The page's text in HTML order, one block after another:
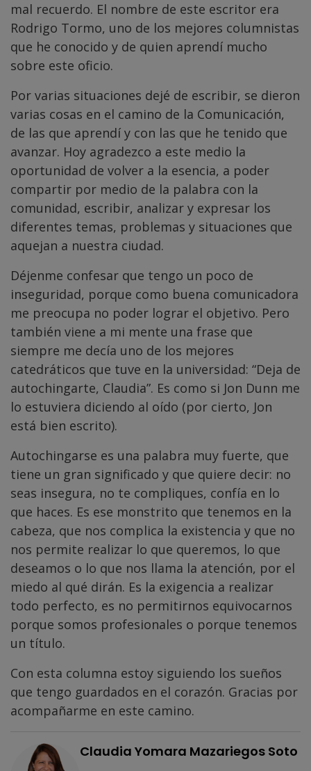
mal recuerdo. El nombre de este escritor era
Rodrigo Tormo, uno de los mejores columnistas
que he conocido y de quien aprendí mucho
sobre este oficio.
Por varias situaciones dejé de escribir, se dieron
varias cosas en el camino de la Comunicación,
de las que aprendí y con las que he tenido que
avanzar. Hoy agradezco a este medio la
oportunidad de volver a la esencia, a poder
compartir por medio de la palabra con la
comunidad, escribir, analizar y expresar los
diferentes temas, problemas y situaciones que
aquejan a nuestra ciudad.
Déjenme confesar que tengo un poco de
inseguridad, porque como buena comunicadora
me preocupa no poder lograr el objetivo. Pero
también viene a mi mente una frase que
siempre me decía uno de los mejores
catedráticos que tuve en la universidad: “Deja de
autochingarte, Claudia”. Es como si Jon Dunn me
lo estuviera diciendo al oído (por cierto, Jon
está bien escrito).
Autochingarse es una palabra muy fuerte, que
tiene un gran significado y que quiere decir: no
seas insegura, no te compliques, confía en lo
que haces. Es ese monstrito que tenemos en la
cabeza, que nos complica la existencia y que no
nos permite realizar lo que queremos, lo que
deseamos o lo que nos llama la atención, por el
miedo al qué dirán. Es la exigencia a realizar
todo perfecto, es no permitirnos equivocarnos
porque somos profesionales o porque tenemos
un título.
Con esta columna estoy siguiendo los sueños
que tengo guardados en el corazón. Gracias por
acompañarme en este camino.
Claudia Yomara Mazariegos Soto